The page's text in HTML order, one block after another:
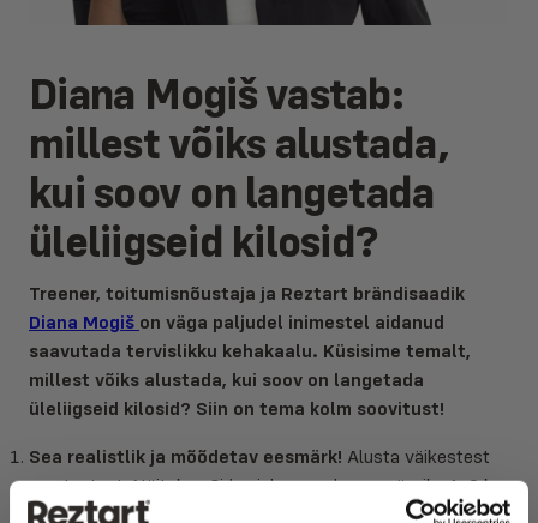
Diana Mogiš vastab:
millest võiks alustada,
kui soov on langetada
üleliigseid kilosid?
Treener, toitumisnõustaja ja Reztart brändisaadik
Diana Mogiš on väga paljudel inimestel aidanud
saavutada tervislikku kehakaalu. Küsisime temalt,
millest võiks alustada, kui soov on langetada
üleliigseid kilosid? Siin on tema kolm soovitust!
Sea realistlik ja mõõdetav eesmärk! Alusta väikestest
muutustest. Näiteks võid esialgu seada eesmärgiks 1–2 kg
kaotuse kuus. Liiga suurte ootuste seadmine võib viia